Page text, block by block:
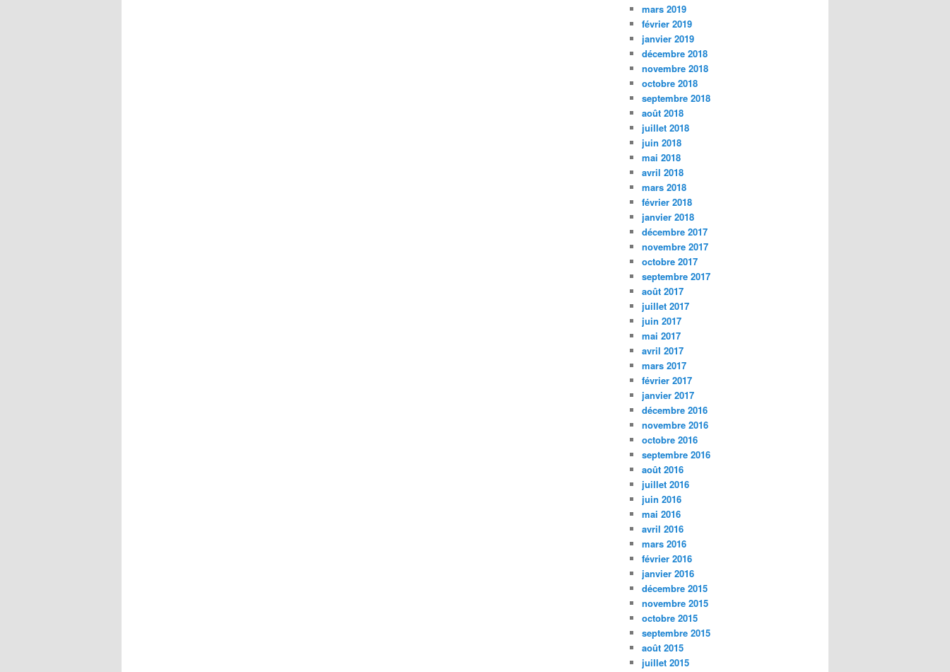
mars 2019
février 2019
janvier 2019
décembre 2018
novembre 2018
octobre 2018
septembre 2018
août 2018
juillet 2018
juin 2018
mai 2018
avril 2018
mars 2018
février 2018
janvier 2018
décembre 2017
novembre 2017
octobre 2017
septembre 2017
août 2017
juillet 2017
juin 2017
mai 2017
avril 2017
mars 2017
février 2017
janvier 2017
décembre 2016
novembre 2016
octobre 2016
septembre 2016
août 2016
juillet 2016
juin 2016
mai 2016
avril 2016
mars 2016
février 2016
janvier 2016
décembre 2015
novembre 2015
octobre 2015
septembre 2015
août 2015
juillet 2015